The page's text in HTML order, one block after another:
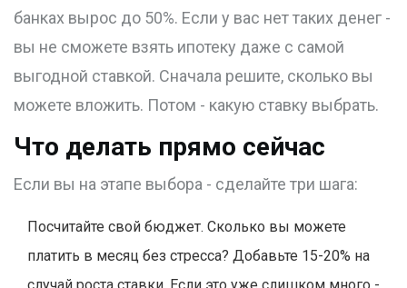
банках вырос до 50%. Если у вас нет таких денег -
вы не сможете взять ипотеку даже с самой
выгодной ставкой. Сначала решите, сколько вы
можете вложить. Потом - какую ставку выбрать.
Что делать прямо сейчас
Если вы на этапе выбора - сделайте три шага:
Посчитайте свой бюджет. Сколько вы можете
платить в месяц без стресса? Добавьте 15-20% на